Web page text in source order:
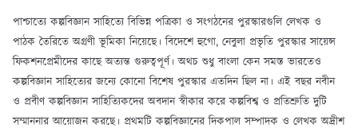
পাশ্চাত্যে কল্পবিজ্ঞান সাহিত্যে বিভিন্ন পত্রিকা ও সংগঠনের পুরস্কারগুলি লেখক ও
পাঠক তৈরিতে অগ্রণী ভূমিকা নিয়েছে। বিদেশে হুগো, নেবুলা প্রভৃতি পুরস্কার সায়েন্স
ফিকশনপ্রেমীদের কাছে অত্যন্ত গুরুত্বপূর্ণ। অথচ শুধু বাংলা কেন সমস্ত ভারতেও
কল্পবিজ্ঞান সাহিত্যের জন্যে কোনো বিশেষ পুরস্কার এতদিন ছিল না। এই বছর নবীন
ও প্রবীণ কল্পবিজ্ঞান সাহিত্যিকদের অবদান স্বীকার করে কল্পবিশ্ব ও প্রতিশ্রুতি দুটি
সম্মাননার আয়োজন করছে। প্রথমটি কল্পবিজ্ঞানের দিকপাল সম্পাদক ও লেখক অদ্রীশ